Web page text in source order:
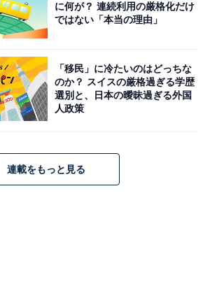
に何が？ 連続利用の厳格化だけ
ではない「本当の理由」
「移民」に冷たいのはどっちな
のか？ スイスの厳格過ぎる学歴
選別と、日本の曖昧過ぎる外国
人政策
連載をもっと見る